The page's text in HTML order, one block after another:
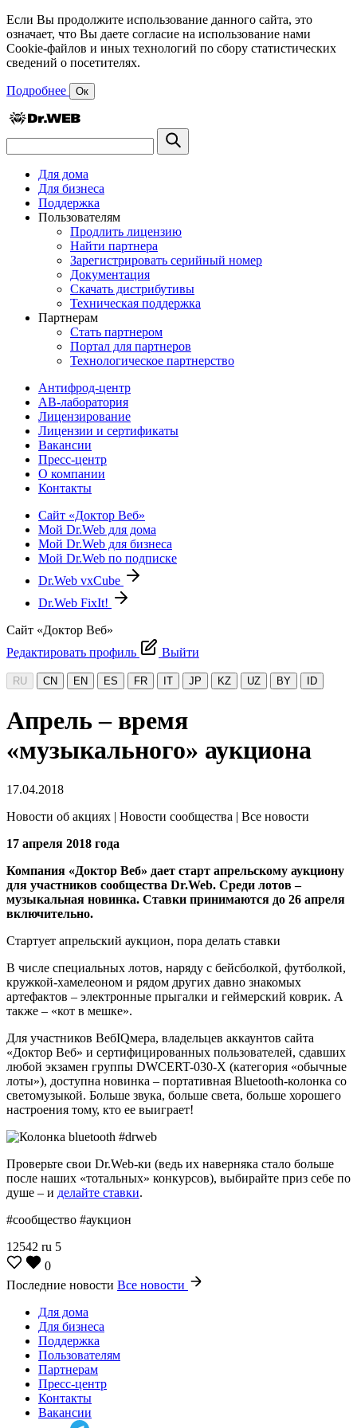
Если Вы продолжите использование данного сайта, это
означает, что Вы даете согласие на использование нами
Cookie-файлов и иных технологий по сбору статистических
сведений о посетителях.
Подробнее Ок
Для дома
Для бизнеса
Поддержка
Пользователям
Продлить лицензию
Найти партнера
Зарегистрировать серийный номер
Документация
Скачать дистрибутивы
Техническая поддержка
Партнерам
Стать партнером
Портал для партнеров
Технологическое партнерство
Антифрод-центр
АВ-лаборатория
Лицензирование
Лицензии и сертификаты
Вакансии
Пресс-центр
О компании
Контакты
Сайт «Доктор Веб»
Мой Dr.Web для дома
Мой Dr.Web для бизнеса
Мой Dr.Web по подписке
Dr.Web vxCube
Dr.Web FixIt!
Сайт «Доктор Веб»
Редактировать профиль
Выйти
RU CN EN ES FR IT JP KZ UZ BY ID
Апрель – время
«музыкального» аукциона
17.04.2018
Новости об акциях | Новости сообщества | Все новости
17 апреля 2018 года
Компания «Доктор Веб» дает старт апрельскому аукциону
для участников сообщества Dr.Web. Среди лотов –
музыкальная новинка. Ставки принимаются до 26 апреля
включительно.
Стартует апрельский аукцион, пора делать ставки
В числе специальных лотов, наряду с бейсболкой, футболкой,
кружкой-хамелеоном и рядом других давно знакомых
артефактов – электронные прыгалки и геймерский коврик. А
также – «кот в мешке».
Для участников ВебIQмера, владельцев аккаунтов сайта
«Доктор Веб» и сертифицированных пользователей, сдавших
любой экзамен группы DWCERT-030-X (категория «обычные
лоты»), доступна новинка – портативная Bluetooth-колонка со
светомузыкой. Больше звука, больше света, больше хорошего
настроения тому, кто ее выиграет!
Проверьте свои Dr.Web-ки (ведь их наверняка стало больше
после наших «тотальных» конкурсов), выбирайте приз себе по
душе – и делайте ставки.
#сообщество #аукцион
12542 ru 5
0
Последние новости Все новости
Для дома
Для бизнеса
Поддержка
Пользователям
Партнерам
Пресс-центр
Контакты
Вакансии